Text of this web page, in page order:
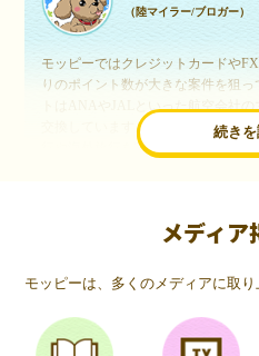
続き
（陸マイラー/ブロガー）
モッピーではクレジットカードや
りのポイント数が大きな案件を狙
交換しています。このようにする
行や海外旅行を実現しています。
いつものネットシ
（20代・女性）
友達に勧められてモッピーをはじ
い物をすることが多いのですが、
メディア
モッピーは、多くのメディアに取り